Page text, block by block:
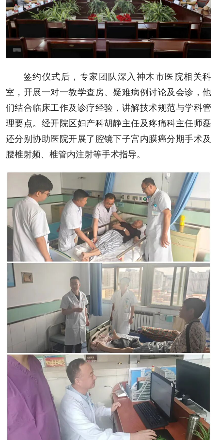
签约仪式后，专家团队深入神木市医院相关科
室，开展一对一教学查房、疑难病例讨论及会诊，他
们结合临床工作及诊疗经验，讲解技术规范与学科管
理要点。经开院区妇产科胡静主任及疼痛科主任师磊
还分别协助医院开展了腔镜下子宫内膜癌分期手术及
腰椎射频、椎管内注射等手术指导。